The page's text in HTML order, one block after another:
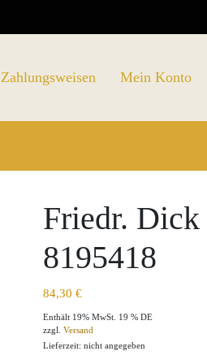
Zahlungsweisen Mein Konto
Friedr. Dick
8195418
84,30€
Enthält 19% MwSt. 19 % DE
zzgl.Versand
Lieferzeit: nicht angegeben